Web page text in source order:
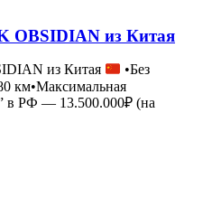
OBSIDIAN из Китая
из Китая
•Без
км•Максимальная
в РФ — 13.500.000₽ (на